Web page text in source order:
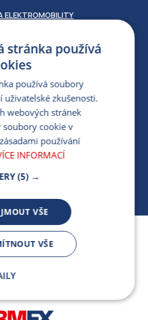
ARMEX a členem Asociace
energií.
ELEKTROMOBILITY
PRO MÉDIA
STÁVAJÍCÍ SMLOUVĚ
154 154
7:30-17:00
stránka používá
používá soubory
uživatelské zkušenosti.
webových stránek
cookie v
používání
INFORMACÍ
(5) →
VŠE
VŠE
Výkonnostní